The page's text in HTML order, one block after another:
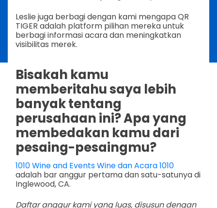
Leslie juga berbagi dengan kami mengapa QR
TIGER adalah platform pilihan mereka untuk
berbagi informasi acara dan meningkatkan
visibilitas merek.
Bisakah kamu
memberitahu saya lebih
banyak tentang
perusahaan ini? Apa yang
membedakan kamu dari
pesaing-pesaingmu?
1010 Wine and Events Wine dan Acara 1010
adalah bar anggur pertama dan satu-satunya di
Inglewood, CA.
Daftar anggur kami yang luas, disusun dengan